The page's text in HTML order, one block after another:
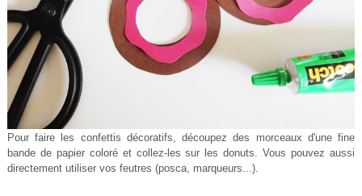
Pour faire les confettis décoratifs, découpez des morceaux d'une fine
bande de papier coloré et collez-les sur les donuts. Vous pouvez aussi
directement utiliser vos feutres (posca, marqueurs...).